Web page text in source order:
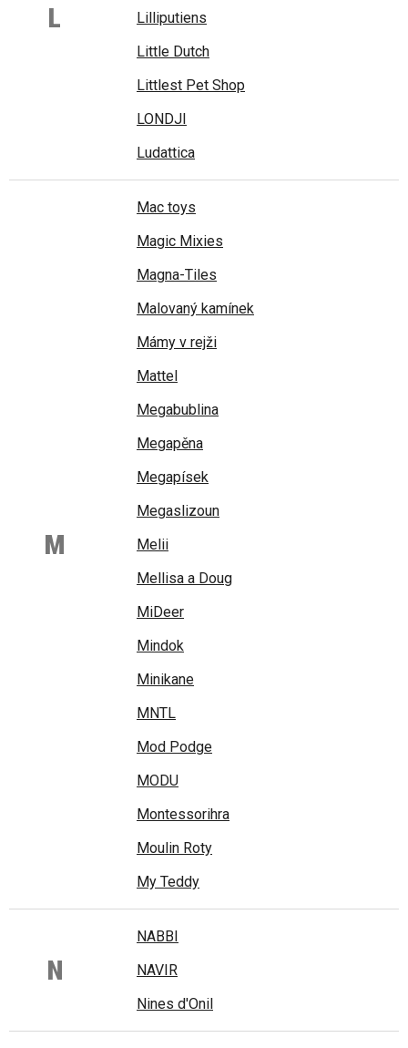
L
Lilliputiens
Little Dutch
Littlest Pet Shop
LONDJI
Ludattica
M
Mac toys
Magic Mixies
Magna-Tiles
Malovaný kamínek
Mámy v rejži
Mattel
Megabublina
Megapěna
Megapísek
Megaslizoun
Melii
Mellisa a Doug
MiDeer
Mindok
Minikane
MNTL
Mod Podge
MODU
Montessorihra
Moulin Roty
My Teddy
N
NABBI
NAVIR
Nines d'Onil